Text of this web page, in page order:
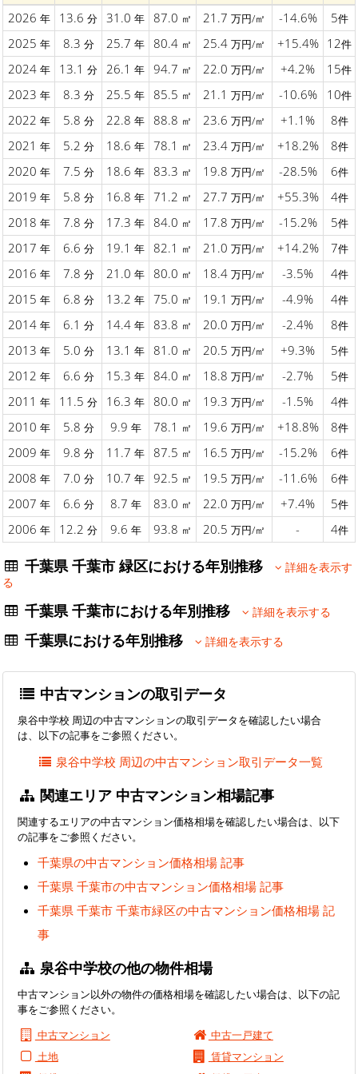
2026 年 13.6 分 31.0 年 87.0 ㎡ 21.7 万円/㎡ -14.6% 5件
2025 年 8.3 分 25.7 年 80.4 ㎡ 25.4 万円/㎡ +15.4% 12件
2024 年 13.1 分 26.1 年 94.7 ㎡ 22.0 万円/㎡ +4.2% 15件
2023 年 8.3 分 25.5 年 85.5 ㎡ 21.1 万円/㎡ -10.6% 10件
2022 年 5.8 分 22.8 年 88.8 ㎡ 23.6 万円/㎡ +1.1% 8件
2021 年 5.2 分 18.6 年 78.1 ㎡ 23.4 万円/㎡ +18.2% 8件
2020 年 7.5 分 18.6 年 83.3 ㎡ 19.8 万円/㎡ -28.5% 6件
2019 年 5.8 分 16.8 年 71.2 ㎡ 27.7 万円/㎡ +55.3% 4件
2018 年 7.8 分 17.3 年 84.0 ㎡ 17.8 万円/㎡ -15.2% 5件
2017 年 6.6 分 19.1 年 82.1 ㎡ 21.0 万円/㎡ +14.2% 7件
2016 年 7.8 分 21.0 年 80.0 ㎡ 18.4 万円/㎡ -3.5% 4件
2015 年 6.8 分 13.2 年 75.0 ㎡ 19.1 万円/㎡ -4.9% 4件
2014 年 6.1 分 14.4 年 83.8 ㎡ 20.0 万円/㎡ -2.4% 8件
2013 年 5.0 分 13.1 年 81.0 ㎡ 20.5 万円/㎡ +9.3% 5件
2012 年 6.6 分 15.3 年 84.0 ㎡ 18.8 万円/㎡ -2.7% 5件
2011 年 11.5 分 16.3 年 80.0 ㎡ 19.3 万円/㎡ -1.5% 4件
2010 年 5.8 分 9.9 年 78.1 ㎡ 19.6 万円/㎡ +18.8% 8件
2009 年 9.8 分 11.7 年 87.5 ㎡ 16.5 万円/㎡ -15.2% 6件
2008 年 7.0 分 10.7 年 92.5 ㎡ 19.5 万円/㎡ -11.6% 6件
2007 年 6.6 分 8.7 年 83.0 ㎡ 22.0 万円/㎡ +7.4% 5件
2006 年 12.2 分 9.6 年 93.8 ㎡ 20.5 万円/㎡ - 4件
千葉県 千葉市 緑区における年別推移
詳細を表示す
る
千葉県 千葉市における年別推移 詳細を表示する
千葉県における年別推移 詳細を表示する
中古マンションの取引データ
泉谷中学校 周辺の中古マンションの取引データを確認したい場合
は、以下の記事をご参照ください。
泉谷中学校 周辺の中古マンション取引データ一覧
関連エリア 中古マンション相場記事
関連するエリアの中古マンション価格相場を確認したい場合は、以下
の記事をご参照ください。
千葉県の中古マンション価格相場 記事
千葉県 千葉市の中古マンション価格相場 記事
千葉県 千葉市 千葉市緑区の中古マンション価格相場 記
事
泉谷中学校の他の物件相場
中古マンション以外の物件の価格相場を確認したい場合は、以下の記
事をご参照ください。
中古マンション
中古一戸建て
土地
賃貸マンション